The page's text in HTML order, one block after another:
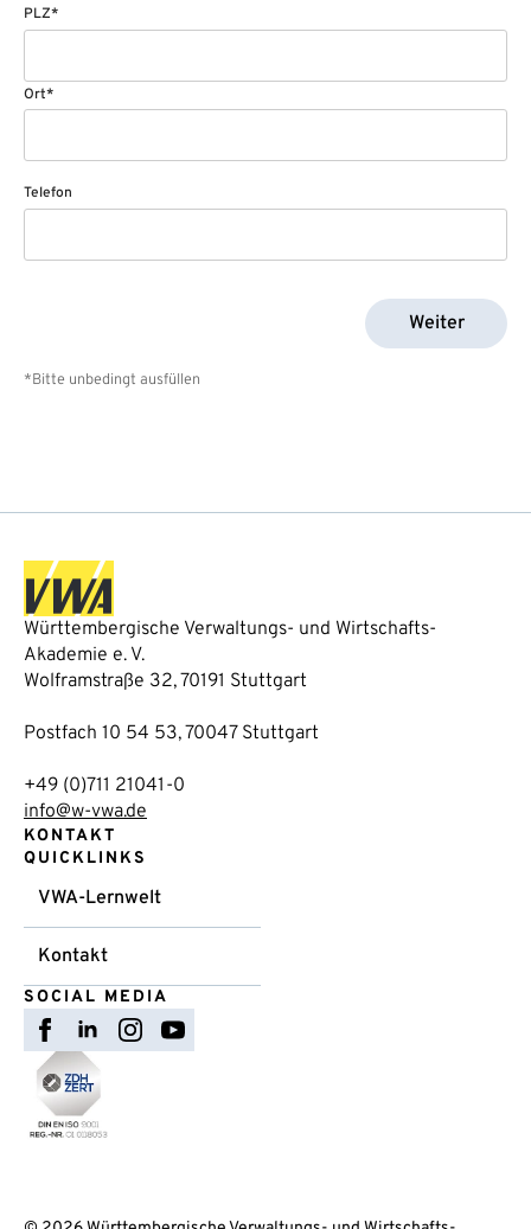
PLZ*
Ort*
Telefon
Weiter
*Bitte unbedingt ausfüllen
Württembergische Verwaltungs- und Wirtschafts-
Akademie e. V.
Wolframstraße 32, 70191 Stuttgart
Postfach 10 54 53, 70047 Stuttgart
+49 (0)711 21041-0
info@w-vwa.de
KONTAKT
QUICKLINKS
VWA-Lernwelt
Kontakt
SOCIAL MEDIA